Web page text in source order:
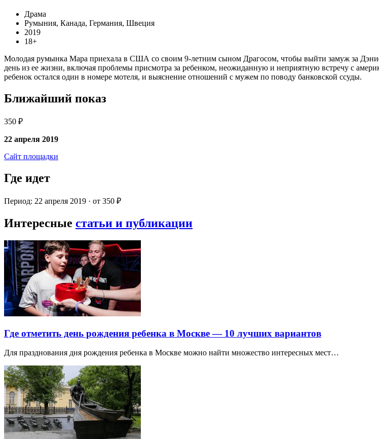
Драма
Румыния, Канада, Германия, Швеция
2019
18+
Молодая румынка Мара приехала в США со своим 9-летним сыном Драгосом, чтобы выйти замуж за
день из ее жизни, включая проблемы присмотра за ребенком, неожиданную и неприятную встречу с
ребенок остался один в номере мотеля, и выяснение отношений с мужем по поводу банковской ссуды.
Ближайший показ
350 ₽
22 апреля 2019
Сайт площадки
Где идет
Период: 22 апреля 2019 · от 350 ₽
Интересные статьи и публикации
Где отметить день рождения ребенка в Москве — 10 лучших вариантов
Для празднования дня рождения ребенка в Москве можно найти множество интересных мест…